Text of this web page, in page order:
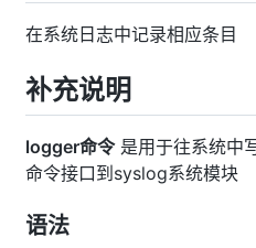
在系统日志中记录相应条目
补充说明
logger命令是用于往系统中
命令接口到syslog系统模块
语法